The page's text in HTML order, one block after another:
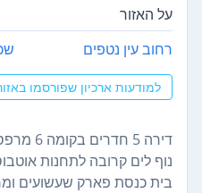
על האזור
רחוב עין נטפים
למודעות ארכיון שפורסמו
דירה 5
נוף לים קרובה לתחנות
בית כנסת פארק שעשועים